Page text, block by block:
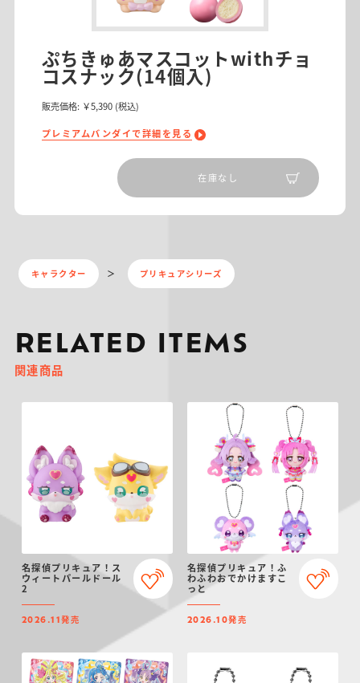
ぷちきゅあマスコットwithチョ
コスナック(14個入)
販売価格: ￥5,390 (税込)
プレミアムバンダイで詳細を見る
在庫なし
キャラクター プリキュアシリーズ
RELATED ITEMS
関連商品
名探偵プリキュア！ス
ウィートパールドール
2
2026.11発売
名探偵プリキュア！ふ
わふわおでかけますこ
っと
2026.10発売